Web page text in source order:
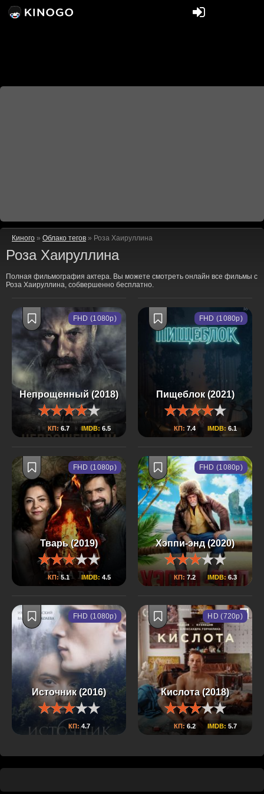
Киного » Облако тегов » Роза Хаируллина
Роза Хаируллина
Полная фильмография актера. Вы можете смотреть онлайн все фильмы с
Роза Хаируллина, собвершенно бесплатно.
Непрощенный (2018)
КП: 6.7 IMDB: 6.5
FHD (1080p)
Пищеблок (2021)
КП: 7.4 IMDB: 6.1
FHD (1080p)
Тварь (2019)
КП:5.1 IMDB: 4.5
FHD (1080p)
Хэппи-энд (2020)
КП: 7.2 IMDB: 6.3
FHD (1080p)
Источник (2016)
КП:4.7
FHD (1080p)
Кислота (2018)
КП:6.2 IMDB: 5.7
HD (720p)